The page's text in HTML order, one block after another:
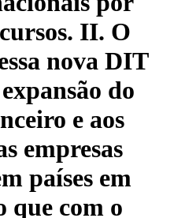
II. O
nova DIT
do
e aos
empresas
países em
que com o